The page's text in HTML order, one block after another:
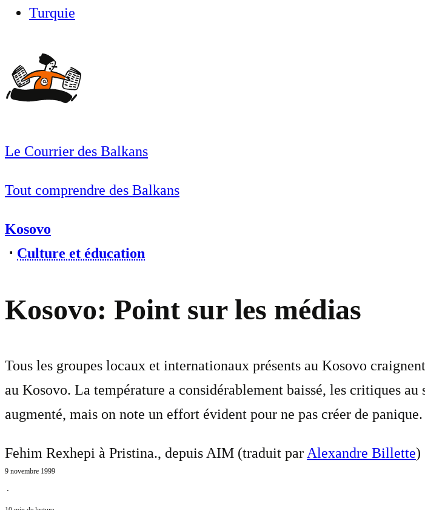
Turquie
Le Courrier des Balkans
Tout comprendre des Balkans
Kosovo
⋅ Culture et éducation
Kosovo: Point sur les médias
Tous les groupes locaux et internationaux présents au Kosovo
au Kosovo. La température a considérablement baissé, les critiques
augmenté, mais on note un effort évident pour ne pas créer de panique.
Fehim Rexhepi à Pristina., depuis AIM (traduit parAlexandre Billette)
9 novembre 1999
⋅